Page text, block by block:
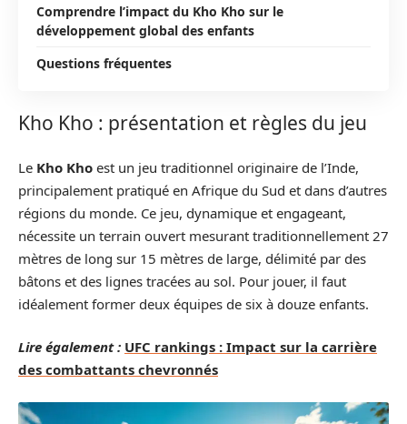
Comprendre l’impact du Kho Kho sur le
développement global des enfants
Questions fréquentes
Kho Kho : présentation et règles du jeu
Le Kho Kho est un jeu traditionnel originaire de l’Inde,
principalement pratiqué en Afrique du Sud et dans d’autres
régions du monde. Ce jeu, dynamique et engageant,
nécessite un terrain ouvert mesurant traditionnellement 27
mètres de long sur 15 mètres de large, délimité par des
bâtons et des lignes tracées au sol. Pour jouer, il faut
idéalement former deux équipes de six à douze enfants.
Lire également : UFC rankings : Impact sur la carrière
des combattants chevronnés